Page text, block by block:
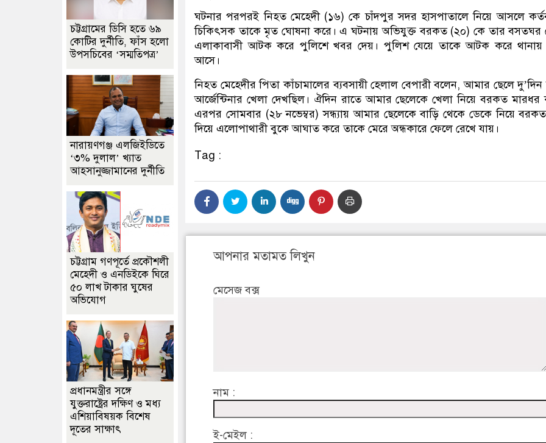
ঘটনার পরপরই নিহত মেহেদী (১৬) কে চাঁদপুর সদর হাসপাতালে নিয়ে আসলে
চিকিৎসক তাকে মৃত ঘোষনা করে। এ ঘটনায় অভিযুক্ত বরকত (২০) কে তার বসতঘর
এলাকাবাসী আটক করে পুলিশে খবর দেয়। পুলিশ যেয়ে তাকে আটক করে থানায়
আসে।
নিহত মেহেদীর পিতা কাঁচামালের ব্যবসায়ী হেলাল বেপারী বলেন, আমার ছেলে
আর্জেন্টিনার খেলা দেখছিল। ঐদিন রাতে আমার ছেলেকে খেলা নিয়ে বরকত মারধর
এরপর সোমবার (২৮ নভেম্বর) সন্ধ্যায় আমার ছেলেকে বাড়ি থেকে ডেকে নিয়ে
দিয়ে এলোপাথারী বুকে আঘাত করে তাকে মেরে অন্ধকারে ফেলে রেখে যায়।
Tag :
আপনার মতামত লিখুন
মেসেজ বক্স
নাম :
ই-মেইল :
চট্টগ্রামের ডিসি হতে ৬৯
কোটির দুর্নীতি, ফাঁস হলো
উপসচিবের ‘সম্মতিপত্র’
নারায়ণগঞ্জ এলজিইডিতে
‘৩% দুলাল’ খ্যাত
আহসানুজ্জামানের দুর্নীতি
চট্টগ্রাম গণপূর্তে প্রকৌশলী
মেহেদী ও এনডিইকে ঘিরে
৫০ লাখ টাকার ঘুষের
অভিযোগ
প্রধানমন্ত্রীর সঙ্গে
যুক্তরাষ্ট্রের দক্ষিণ ও মধ্য
এশিয়াবিষয়ক বিশেষ
দূতের সাক্ষাৎ